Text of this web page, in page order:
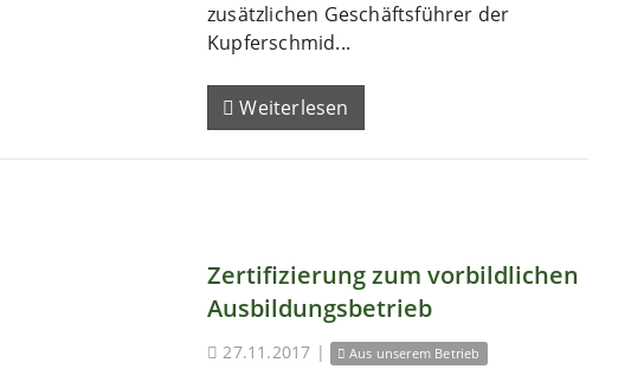
zusätzlichen Geschäftsführer der
Kupferschmid...
Weiterlesen
Zertifizierung zum vorbildlichen
Ausbildungsbetrieb
27.11.2017 | Aus unserem Betrieb